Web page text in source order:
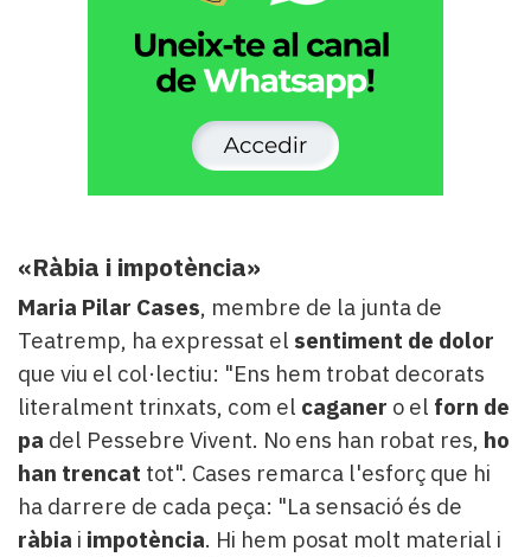
«Ràbia i impotència»
Maria Pilar Cases, membre de la junta de
Teatremp, ha expressat el sentiment de dolor
que viu el col·lectiu: "Ens hem trobat decorats
literalment trinxats, com el caganer o el forn de
pa del Pessebre Vivent. No ens han robat res, ho
han trencat tot". Cases remarca l'esforç que hi
ha darrere de cada peça: "La sensació és de
ràbia i impotència. Hi hem posat molt material i